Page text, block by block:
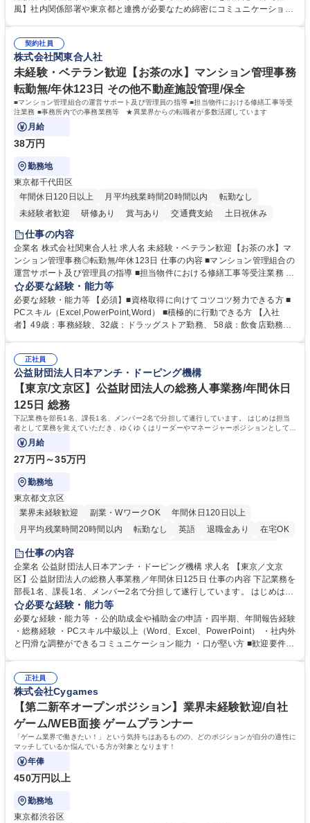
門：駐車場の新規開拓、管理運営、新宿駅西口広場の「イベントコーナ
道路施設や道路工事現場の見学ツアー事業 ※入社後は上記いずれかの部門
へ配属。※業務内容変更の範囲：会社の定める業務 募集職種 【都庁グル
ープ】総合職（事務）◇残業月平均9時間未満／有給年平均16日取得
風】社内関係部署や東京都と連携が必要なため綿密にコミュニケーション
部門など多岐に渡る業務を経験できます。 ■様々なプロジェクト：駐車場
事業の他、新宿駅西口広場内に設置された照明を兼ねた広告「ブライトサ
イン」の管理運営を行うなど、事業収益を生み出す活動を積極的に行って
います。 学歴・資格 学歴：大学院 大学 高専 短大 専修学校 高校 語学力：
資格：
契約社員
株式会社関東合人社
未経験・ベテラン歓迎【お茶の水】マンション管理事務
転勤無/年休123日 その他不動産施設管理/保全
■マンション管理組合の運営サポート及び管理員の指導 ■担当物件における修繕工事等受
注業務 ■事務所内での事務業務等 ★異業界からの転職者が多数活躍しています
月給
38万円
勤務地
東京都千代田区
年間休日120日以上
月平均残業時間20時間以内
転勤なし
未経験者歓迎
研修あり 賞与あり 交通費支給 土日祝休み
仕事の内容
企業名 株式会社関東合人社 求人名 未経験・ベテラン歓迎【お茶の水】マ
ンション管理事務◎転勤無/年休123日 仕事の内容 ■マンション管理組合の
運営サポート及び管理員の指導 ■担当物件における修繕工事等受注業務 ■
事務所内での事務業務等 ★異業界からの転職者が多数活躍しています
【年収補足】532万円 ＋別途インセンティヴで平均約100万円/年（昨年度
実績） ＋管理業務主任者資格手当50,000円/月 ★親会社である株式会社合
人社計画研究所社のグループ会社として、質の高いサービスと適性価格を
無/年休123日
必要な経験・能力等
必要な経験・能力等 【必須】■資格取得に向けてコツコツ努力できる方 ■
PCスキル（Excel,PowerPoint,Word） ■積極的に行動できる方 【入社
者】49歳：事務経験、32歳：ドラッグストア勤務、 58歳：飲食店勤務
得出来ております！ 【魅力】■フレックス制度、未経験からでも下限年収
を一律支給！ ■管理業務主任者資格取得後には50,000円/月の手当あり！
学歴・資格 学歴：大学院 大学 高専 短大 専修学校 高校 語学力： 資格：第
一種運転免許普通自動車
正社員
公益財団法人日本アンチ・ドーピング機構
【東京/文京区】公益財団法人の総務人事業務/年間休日
125日 総務
下記業務を部長1名、課長1名、メンバー2名で分担して遂行しています。 はじめは担当
者として業務を覚えていただき、ゆくゆくはリーダーやマネージャーポジションとして活
躍いただくことを期待しています。
月給
27万円～35万円
勤務地
東京都文京区
業界未経験歓迎
副業・WワークOK
年間休日120日以上
月平均残業時間20時間以内
転勤なし 英語 退職金あり
在宅OK
賞与あり
育休あり
食事補助あり
仕事の内容
企業名 公益財団法人日本アンチ・ドーピング機構 求人名 【東京／文京
区】公益財団法人の総務人事業務／年間休日125日 仕事の内容 下記業務を
部長1名、課長1名、メンバー2名で分担して遂行しています。 はじめは担
当者として業務を覚えていただき、ゆくゆくはリーダーやマネージャーポ
ジションとして活躍いただくことを期待しています。 【総務・人事グルー
プの業務内容】 ・人事制度関連 ・採用活動 ・教育研修の企画、実行 ・勤
怠管理 ・官公庁への各種提出 ・法定の会議運営（評議員会、理事会） ・
管理 ・福利厚生関連 ・職員からの問合せ、相談対応 ・その他日常の総務
業務全般 募集職種 【東京／文京区】公益財団法人の総務人事業務／年間
休日125日
必要な経験・能力等
必要な経験・能力等 ・公的助成金や補助金の申請・四半期、年間報告経験
・総務経験 ・PCスキル中級以上（Word、Excel、PowerPoint） ・社内外
と円滑な調整ができるコミュニケーション能力 ・口が堅い方 ■歓迎要件
正社員
株式会社Cygames
【第二新卒オープンポジション】業界未経験歓迎/自社
ゲーム/WEB面接 ゲームプランナー
「ゲーム業界で働きたい！」という気持ちはあるものの、どのポジションが自分の適性に
マッチしているか悩んでいる方が対象となります！
年俸
450万円以上
勤務地
東京都渋谷区